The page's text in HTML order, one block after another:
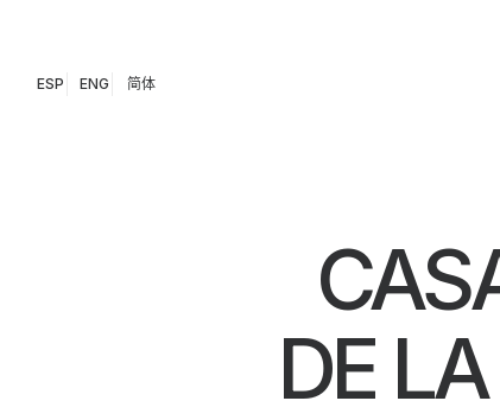
ESP ENG 简体
DE